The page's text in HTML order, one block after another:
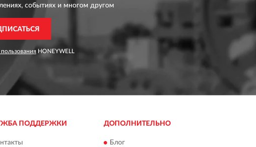
событиях и многом другом
HONEYWELL
ПОДДЕРЖКИ ДОПОЛНИТЕЛЬНО
Блог